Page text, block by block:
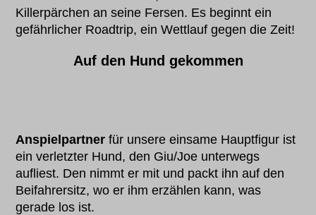
Killerpärchen an seine Fersen. Es beginnt ein
gefährlicher Roadtrip, ein Wettlauf gegen die Zeit!
Auf den Hund gekommen
Anspielpartner für unsere einsame Hauptfigur ist
ein verletzter Hund, den Giu/Joe unterwegs
aufliest. Den nimmt er mit und packt ihn auf den
Beifahrersitz, wo er ihm erzählen kann, was
gerade los ist.